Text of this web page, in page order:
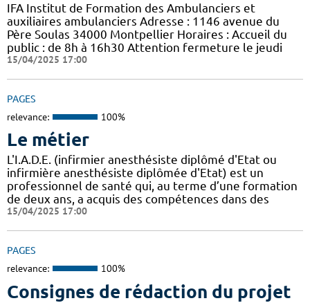
IFA Institut de Formation des Ambulanciers et
auxiliaires ambulanciers Adresse : 1146 avenue du
Père Soulas 34000 Montpellier Horaires : Accueil du
public : de 8h à 16h30 Attention fermeture le jeudi
15/04/2025 17:00
PAGES
relevance: 100%
Le métier
L'I.A.D.E. (infirmier anesthésiste diplômé d'Etat ou
infirmière anesthésiste diplômée d'Etat) est un
professionnel de santé qui, au terme d’une formation
de deux ans, a acquis des compétences dans des
15/04/2025 17:00
PAGES
relevance: 100%
Consignes de rédaction du projet